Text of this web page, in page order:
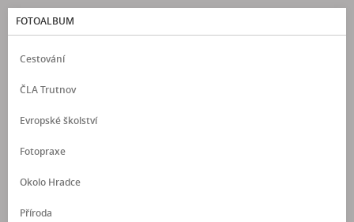
FOTOALBUM
Cestování
ČLA Trutnov
Evropské školství
Fotopraxe
Okolo Hradce
Příroda